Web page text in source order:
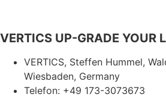
VERTICS UP-GRADE YOUR
VERTICS, Steffen Hummel,
Wiesbaden, Germany
Telefon: +49 173-3073673